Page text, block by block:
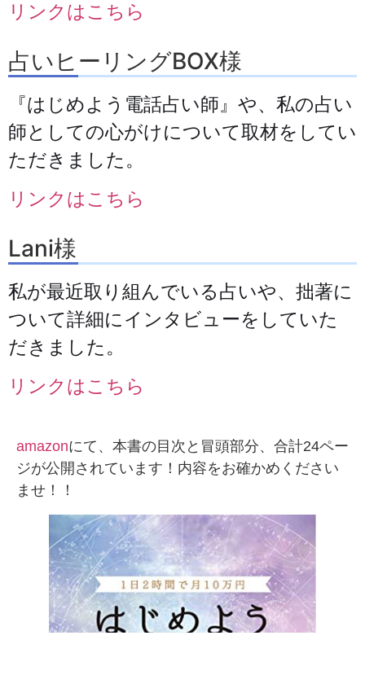
リンクはこちら
占いヒーリングBOX様
『はじめよう電話占い師』や、私の占い
師としての心がけについて取材をしてい
ただきました。
リンクはこちら
Lani様
私が最近取り組んでいる占いや、拙著に
ついて詳細にインタビューをしていた
だきました。
リンクはこちら
amazonにて、本書の目次と冒頭部分、合計24ペー
ジが公開されています！内容をお確かめください
ませ！！